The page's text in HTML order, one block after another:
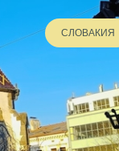
СЛОВАКИЯ